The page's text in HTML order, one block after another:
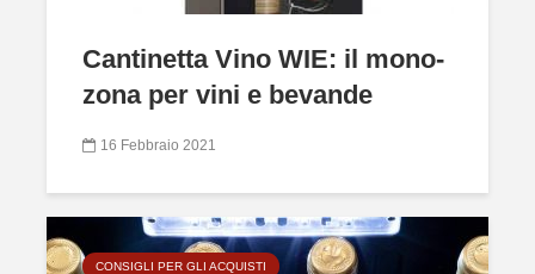
Cantinetta Vino WIE: il mono-
zona per vini e bevande
16 Febbraio 2021
CONSIGLI PER GLI ACQUISTI